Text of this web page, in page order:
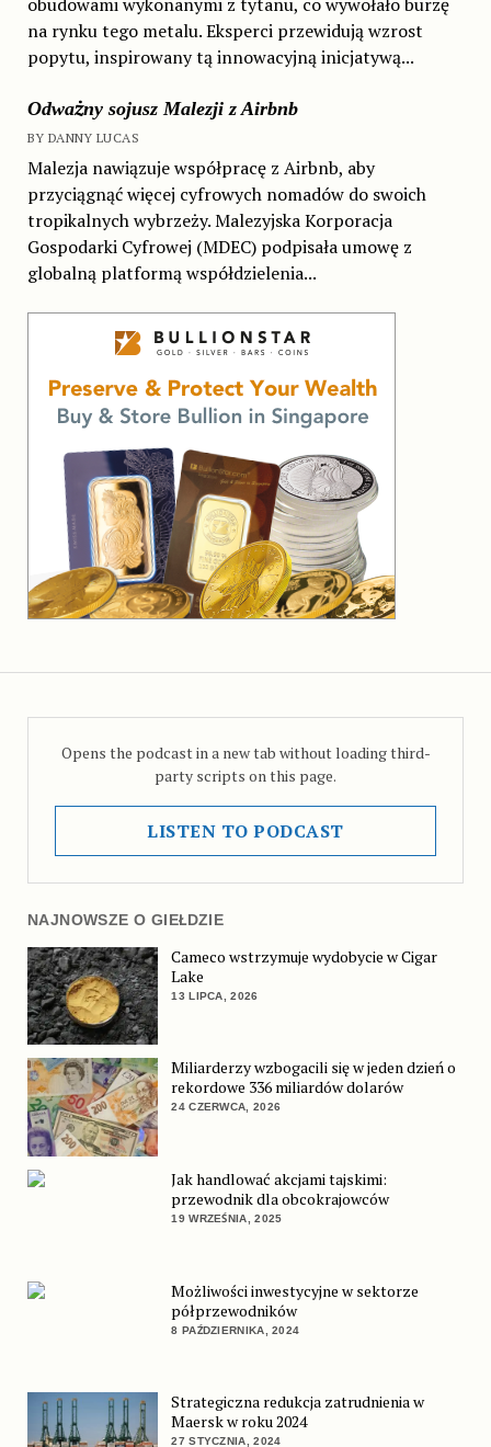
na rynku tego metalu. Eksperci przewidują wzrost
popytu, inspirowany tą innowacyjną inicjatywą...
Odważny sojusz Malezji z Airbnb
BY DANNY LUCAS
Malezja nawiązuje współpracę z Airbnb, aby
przyciągnąć więcej cyfrowych nomadów do swoich
tropikalnych wybrzeży. Malezyjska Korporacja
Gospodarki Cyfrowej (MDEC) podpisała umowę z
globalną platformą współdzielenia...
Opens the podcast in a new tab without loading third-
party scripts on this page.
LISTEN TO PODCAST
NAJNOWSZE O GIEŁDZIE
Cameco wstrzymuje wydobycie w Cigar
Lake
13 LIPCA, 2026
Miliarderzy wzbogacili się w jeden dzień o
rekordowe 336 miliardów dolarów
24 CZERWCA, 2026
Jak handlować akcjami tajskimi:
przewodnik dla obcokrajowców
19 WRZEŚNIA, 2025
Możliwości inwestycyjne w sektorze
półprzewodników
8 PAŹDZIERNIKA, 2024
Strategiczna redukcja zatrudnienia w
Maersk w roku 2024
27 STYCZNIA, 2024